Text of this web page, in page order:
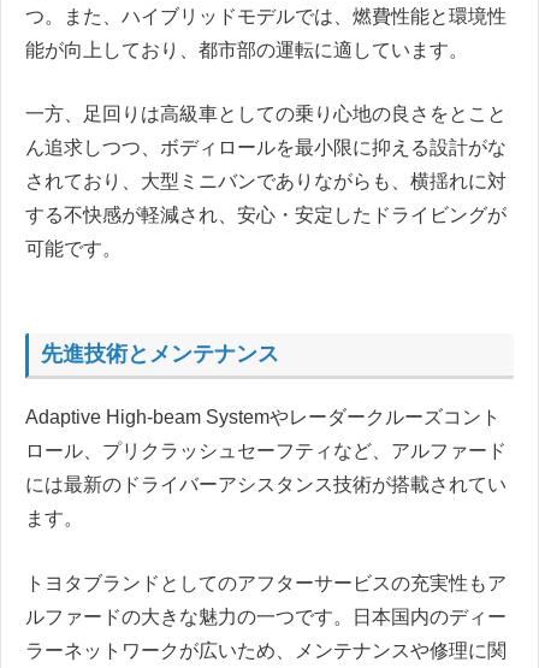
つ。また、ハイブリッドモデルでは、燃費性能と環境性
能が向上しており、都市部の運転に適しています。
一方、足回りは高級車としての乗り心地の良さをとこと
ん追求しつつ、ボディロールを最小限に抑える設計がな
されており、大型ミニバンでありながらも、横揺れに対
する不快感が軽減され、安心・安定したドライビングが
可能です。
先進技術とメンテナンス
Adaptive High-beam Systemやレーダークルーズコント
ロール、プリクラッシュセーフティなど、アルファード
には最新のドライバーアシスタンス技術が搭載されてい
ます。
トヨタブランドとしてのアフターサービスの充実性もア
ルファードの大きな魅力の一つです。日本国内のディー
ラーネットワークが広いため、メンテナンスや修理に関